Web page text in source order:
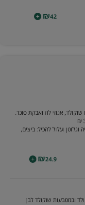
₪42
+
אגוזי לוז ואבקת סוכר.
וגלוטן ועלול להכיל: ביצים,
₪24.9
+
ובמטבעות שוקולד לבן